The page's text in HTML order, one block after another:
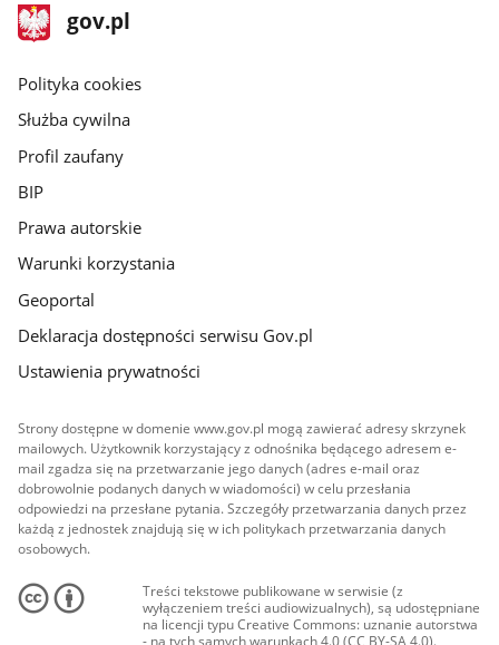
stopka
gov.pl
Strona
gov.pl
gov.pl
Polityka cookies
Służba cywilna
Profil zaufany
BIP
Prawa autorskie
Warunki korzystania
Geoportal
Deklaracja dostępności serwisu Gov.pl
Ustawienia prywatności
Strony dostępne w domenie www.gov.pl mogą zawierać adresy skrzynek
mailowych. Użytkownik korzystający z odnośnika będącego adresem e-
mail zgadza się na przetwarzanie jego danych (adres e-mail oraz
dobrowolnie podanych danych w wiadomości) w celu przesłania
odpowiedzi na przesłane pytania. Szczegóły przetwarzania danych przez
każdą z jednostek znajdują się w ich politykach przetwarzania danych
osobowych.
Treści tekstowe publikowane w serwisie (z
wyłączeniem treści audiowizualnych), są udostępniane
na licencji typu Creative Commons: uznanie autorstwa